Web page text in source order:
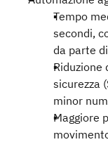
Tempo
secondi,
da parte
Riduzione
sicurezza
minor
Maggiore